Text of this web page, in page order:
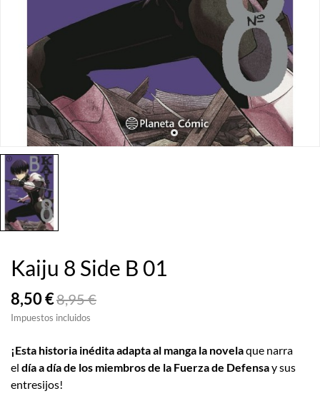
Kaiju 8 Side B 01
8,50 €8,95 €
Impuestos incluidos
¡Esta historia inédita adapta al manga la novelaque narra
el día a día de los miembros de la Fuerza de Defensay sus
entresijos!